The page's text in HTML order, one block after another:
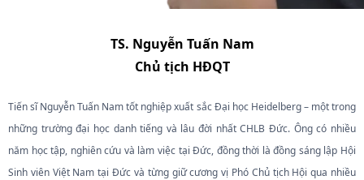
TS. Nguyễn Tuấn Nam
Chủ tịch HĐQT
Tiến sĩ Nguyễn Tuấn Nam tốt nghiệp xuất sắc Đại học Heidelberg – một trong
những trường đại học danh tiếng và lâu đời nhất CHLB Đức. Ông có nhiều
năm học tập, nghiên cứu và làm việc tại Đức, đồng thời là đồng sáng lập Hội
Sinh viên Việt Nam tại Đức và từng giữ cương vị Phó Chủ tịch Hội qua nhiều